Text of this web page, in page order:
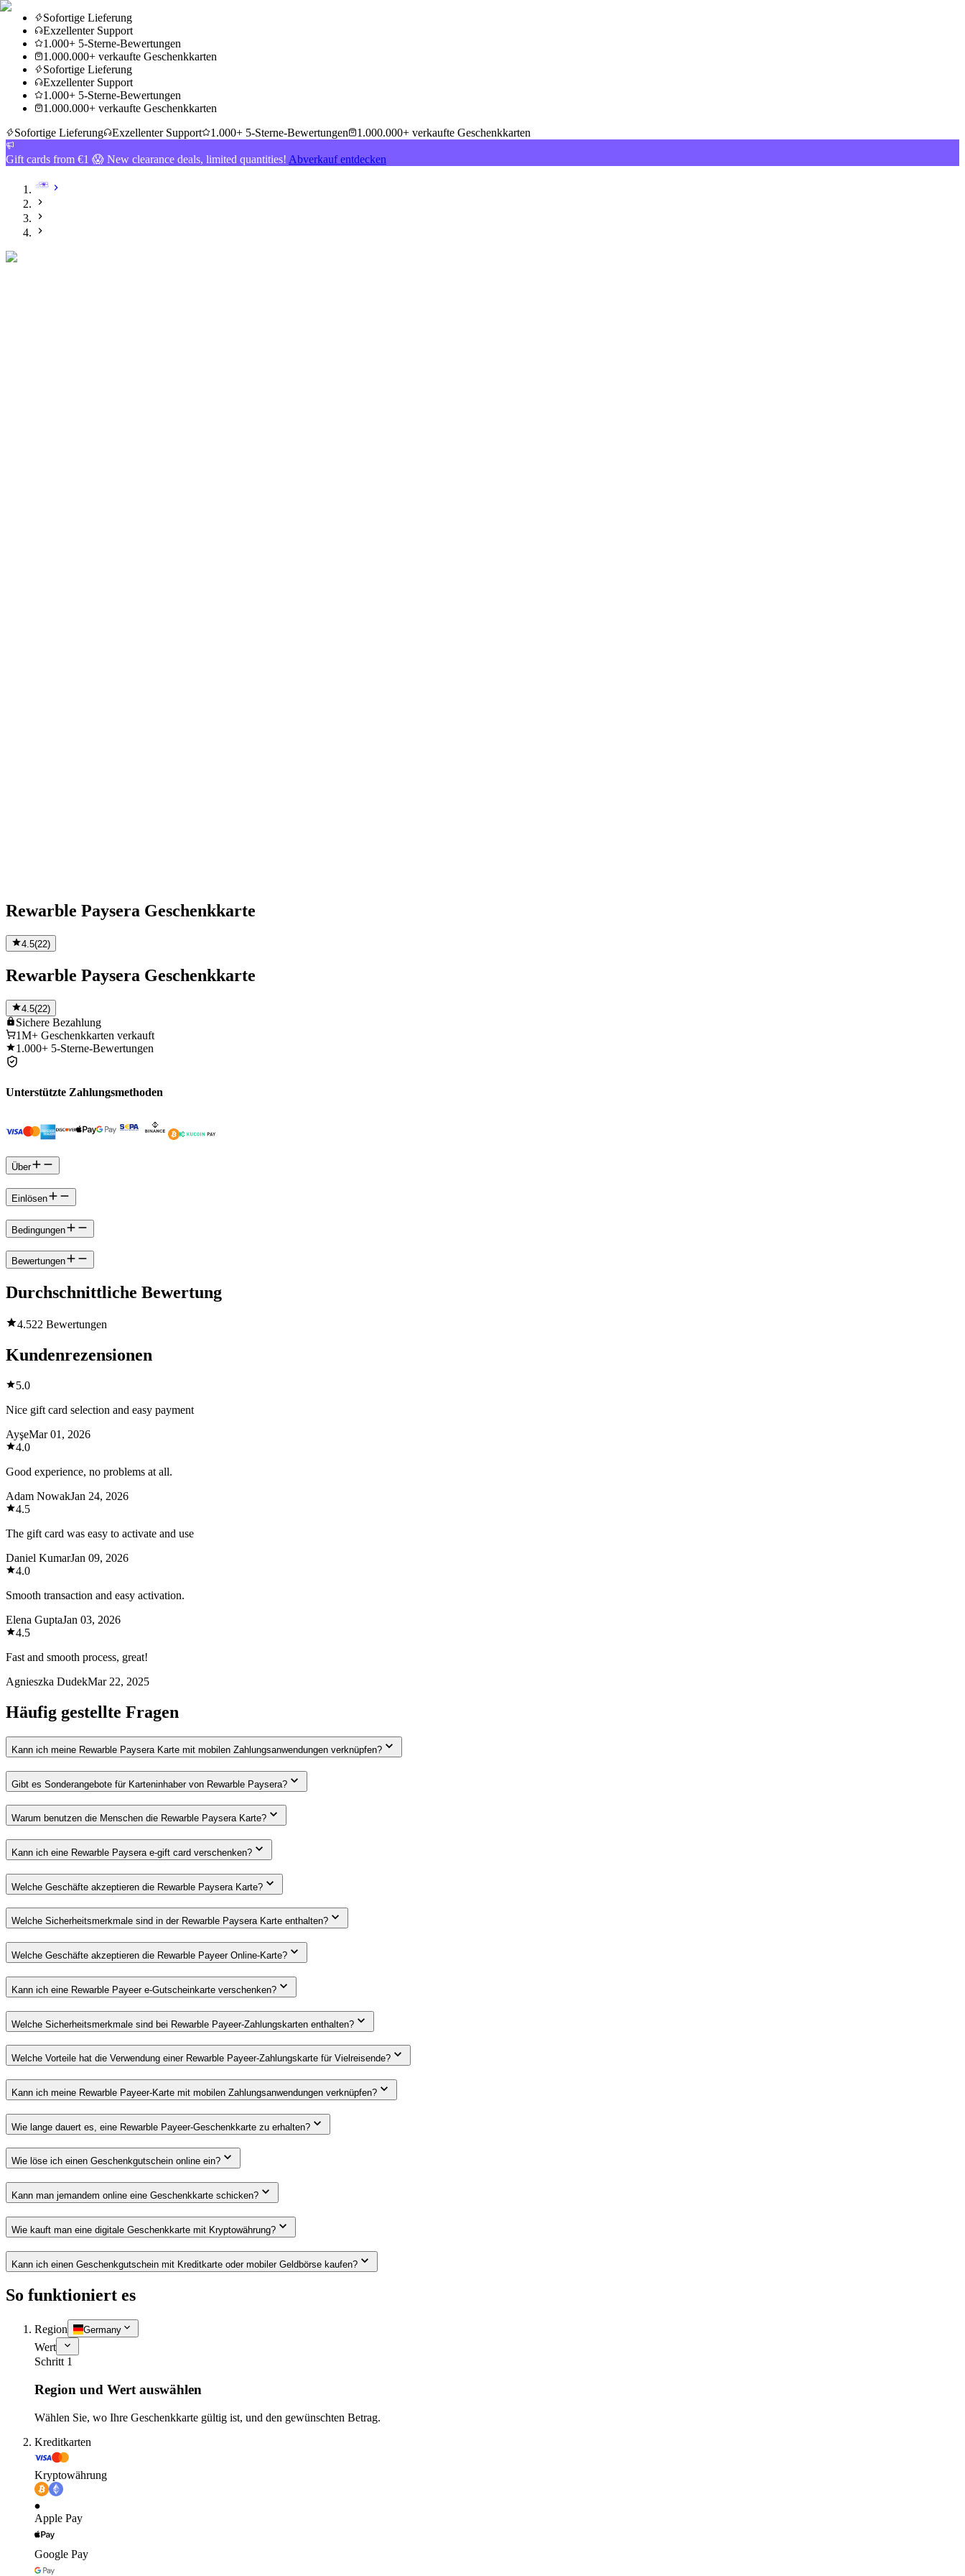
Sofortige Lieferung
Exzellenter Support
1.000+ 5-Sterne-Bewertungen
1.000.000+ verkaufte Geschenkkarten
Sofortige Lieferung
Exzellenter Support
1.000+ 5-Sterne-Bewertungen
1.000.000+ verkaufte Geschenkkarten
Sofortige Lieferung
Exzellenter Support 1.000+ 5-Sterne-Bewertungen 1.000.000+ verkaufte Geschenkkarten
Gift cards from €1 😱 New clearance deals, limited quantities! Abverkauf entdecken
Rewarble Paysera Geschenkkarte
4.5(22)
Rewarble Paysera Geschenkkarte
4.5(22)
Sichere Bezahlung
1M+ Geschenkkarten verkauft
1.000+ 5-Sterne-Bewertungen
Unterstützte Zahlungsmethoden
Über
Einlösen
Bedingungen
Bewertungen
Durchschnittliche Bewertung
4.522 Bewertungen
Kundenrezensionen
5.0
Nice gift card selection and easy payment
AyşeMar 01, 2026
4.0
Good experience, no problems at all.
Adam NowakJan 24, 2026
4.5
The gift card was easy to activate and use
Daniel KumarJan 09, 2026
4.0
Smooth transaction and easy activation.
Elena GuptaJan 03, 2026
4.5
Fast and smooth process, great!
Agnieszka DudekMar 22, 2025
Häufig gestellte Fragen
Kann ich meine Rewarble Paysera Karte mit mobilen Zahlungsanwendungen verknüpfen?
Gibt es Sonderangebote für Karteninhaber von Rewarble Paysera?
Warum benutzen die Menschen die Rewarble Paysera Karte?
Kann ich eine Rewarble Paysera e-gift card verschenken?
Welche Geschäfte akzeptieren die Rewarble Paysera Karte?
Welche Sicherheitsmerkmale sind in der Rewarble Paysera Karte enthalten?
Welche Geschäfte akzeptieren die Rewarble Payeer Online-Karte?
Kann ich eine Rewarble Payeer e-Gutscheinkarte verschenken?
Welche Sicherheitsmerkmale sind bei Rewarble Payeer-Zahlungskarten enthalten?
Welche Vorteile hat die Verwendung einer Rewarble Payeer-Zahlungskarte für Vielreisende?
Kann ich meine Rewarble Payeer-Karte mit mobilen Zahlungsanwendungen verknüpfen?
Wie lange dauert es, eine Rewarble Payeer-Geschenkkarte zu erhalten?
Wie löse ich einen Geschenkgutschein online ein?
Kann man jemandem online eine Geschenkkarte schicken?
Wie kauft man eine digitale Geschenkkarte mit Kryptowährung?
Kann ich einen Geschenkgutschein mit Kreditkarte oder mobiler Geldbörse kaufen?
So funktioniert es
Region Germany
Wert
Schritt 1
Region und Wert auswählen
Wählen Sie, wo Ihre Geschenkkarte gültig ist, und den gewünschten Betrag.
Kreditkarten
Kryptowährung
Apple Pay
Google Pay